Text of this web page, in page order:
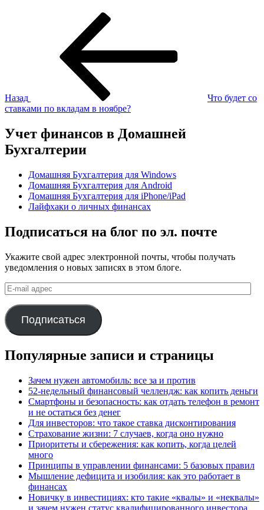
Назад
Что будет со
ставками по вкладам в ноябре?
Учет финансов в Домашней
Бухгалтерии
Домашняя Бухгалтерия для Windows
Домашняя Бухгалтерия для Android
Домашняя Бухгалтерия для iPhone/iPad
Лайфхаки о личных финансах
Подписаться на блог по эл. почте
Укажите свой адрес электронной почты, чтобы получать
уведомления о новых записях в этом блоге.
E-
mail
адрес
Подписаться
Популярные записи и страницы
Зачем нужен автомобиль: все за и против
52-недельный финансовый челлендж: как копить деньги
Смартфоны и безопасность: как отдать телефон в ремонт
и не остаться без денег
Для инвесторов: что такое ставка дисконтирования
Страхование жизни: 7 случаев, когда оно нужно
Приоритеты и сбережения: как копить, когда целей
много
Принципы в управлении финансами: 5 базовых правил
Мышление дефицита и изобилия: как это работает в
финансах
Новичку в инвестициях: кто такие «квалы» и «неквалы»
и зачем нужен статус квалифицированного инвестора